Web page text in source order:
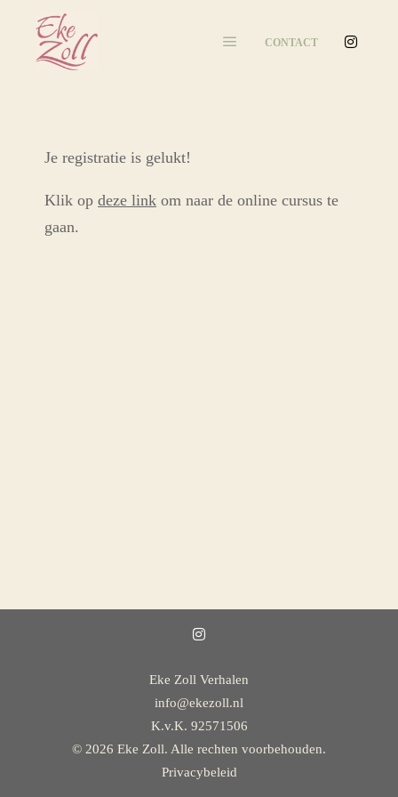
CONTACT
Je registratie is gelukt!
Klik op deze link om naar de online cursus te
gaan.
Eke Zoll Verhalen
info@ekezoll.nl
K.v.K. 92571506
© 2026 Eke Zoll. Alle rechten voorbehouden.
Privacybeleid